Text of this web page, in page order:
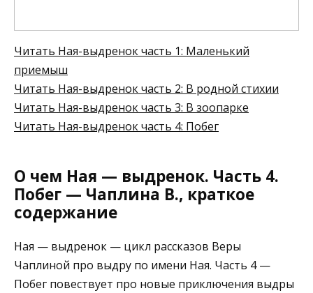
Читать Ная-выдренок часть 1: Маленький
приемыш
Читать Ная-выдренокчасть 2: В родной стихии
Читать Ная-выдренокчасть 3: В зоопарке
Читать Ная-выдренокчасть 4: Побег
О чем Ная — выдренок. Часть 4.
Побег — Чаплина В., краткое
содержание
Ная — выдренок — цикл рассказов Веры
Чаплиной про выдру по имени Ная. Часть 4 —
Побег повествует про новые приключения выдры